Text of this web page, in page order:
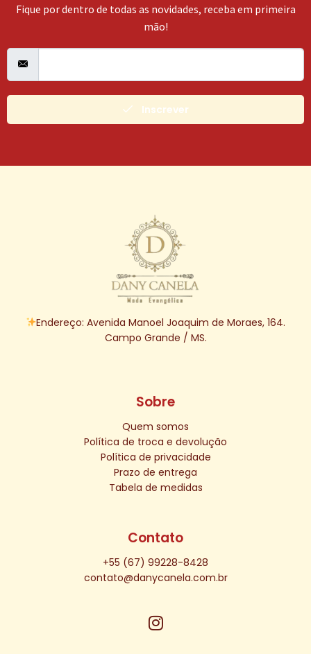
Fique por dentro de todas as novidades, receba em primeira
mão!
Inscrever
Endereço: Avenida Manoel Joaquim de Moraes, 164.
Campo Grande / MS.
Sobre
Quem somos
Política de troca e devolução
Política de privacidade
Prazo de entrega
Tabela de medidas
Contato
+55 (67) 99228-8428
contato@danycanela.com.br